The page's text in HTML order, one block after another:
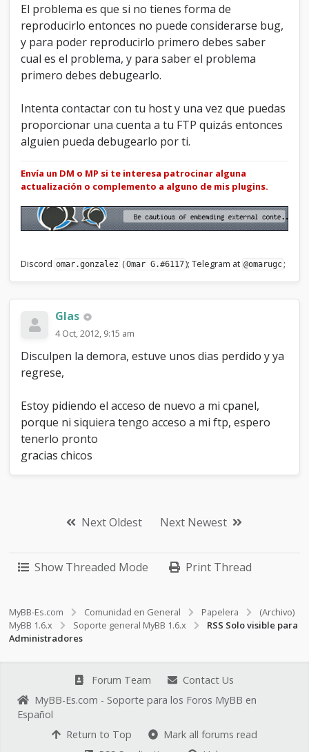
El problema es que si no tienes forma de
reproducirlo entonces no puede considerarse bug,
y para poder reproducirlo primero debes saber
cual es el problema, y para saber el problema
primero debes debugearlo.
Intenta contactar con tu host y una vez que puedas
proporcionar una cuenta a tu FTP quizás entonces
alguien pueda debugearlo por ti.
Envía un DM o MP si te interesa patrocinar alguna
actualización o complemento a alguno de mis plugins.
Discord omar.gonzalez (Omar G.#6117); Telegram at @omarugc ;
Glas
4 Oct, 2012, 9:15 am
Disculpen la demora, estuve unos dias perdido y ya
regrese,
Estoy pidiendo el acceso de nuevo a mi cpanel,
porque ni siquiera tengo acceso a mi ftp, espero
tenerlo pronto
gracias chicos
Next Oldest Next Newest
Show Threaded Mode Print Thread
MyBB-Es.com Comunidad en General Papelera
(Archivo)
MyBB 1.6.x
Soporte general MyBB 1.6.x
RSS Solo visible para
Administradores
Forum Team
Contact Us
MyBB-Es.com - Soporte para los Foros MyBB en
Español
Return to Top
Mark all forums read